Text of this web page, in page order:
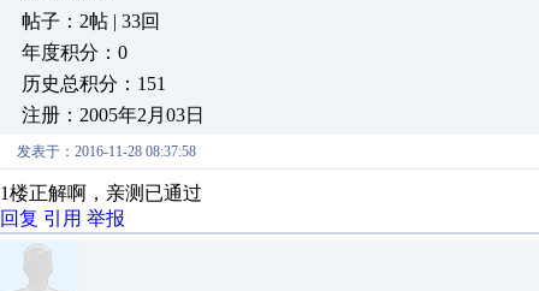
帖子：2帖 | 33回
年度积分：0
历史总积分：151
注册：2005年2月03日
发表于：2016-11-28 08:37:58
1楼正解啊，亲测已通过
回复 引用 举报